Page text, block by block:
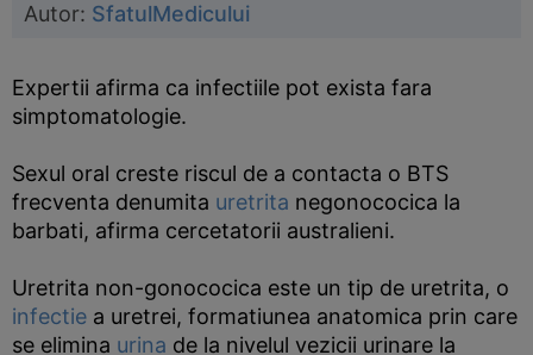
Autor: SfatulMedicului
Expertii afirma ca infectiile pot exista fara
simptomatologie.
Sexul oral creste riscul de a contacta o BTS
frecventa denumita uretrita negonococica la
barbati, afirma cercetatorii australieni.
Uretrita non-gonococica este un tip de uretrita, o
infectie a uretrei, formatiunea anatomica prin care
se elimina urina de la nivelul vezicii urinare la